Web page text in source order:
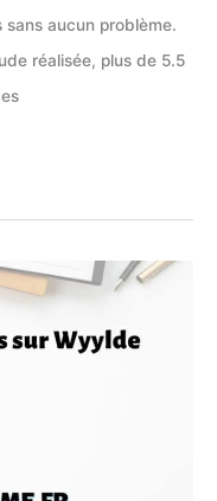
aucun problème.
réalisée, plus de 5.5